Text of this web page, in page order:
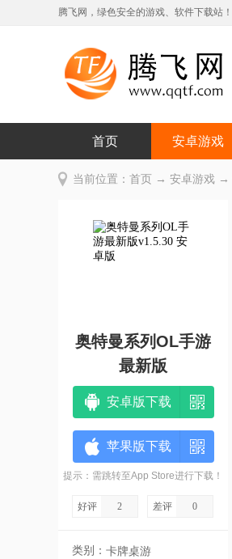
腾飞网，绿色安全的游戏、软件下载站！
首页 安卓游戏
当前位置： 首页 → 安卓游戏 →
奥特曼系列OL手游
最新版
安卓版下载
苹果版下载
提示：需跳转至App Store进行下载！
好评 2 差评 0
类别： 卡牌桌游